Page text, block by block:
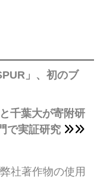
」、初のブ
千葉大が寄附研
で実証研究
弊社著作物の使用